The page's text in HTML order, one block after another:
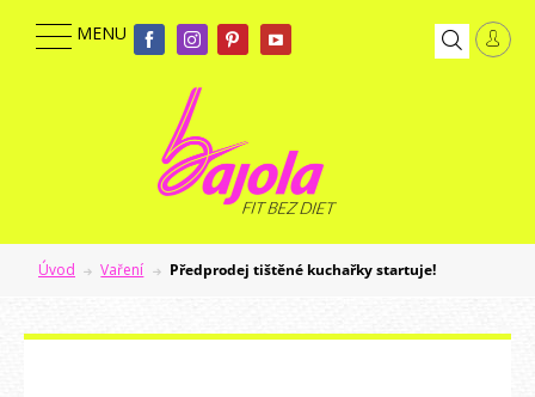
Úvod Vaření Předprodej tištěné kuchařky startuje!